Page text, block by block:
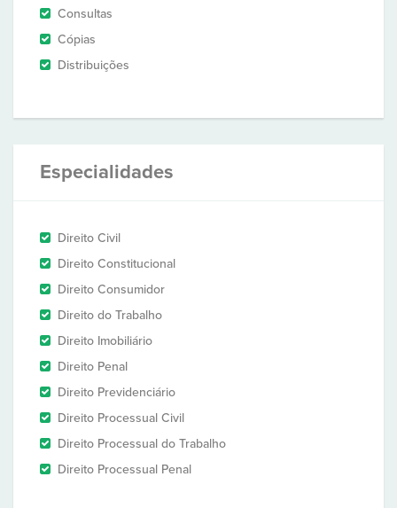
Consultas
Cópias
Distribuições
Especialidades
Direito Civil
Direito Constitucional
Direito Consumidor
Direito do Trabalho
Direito Imobiliário
Direito Penal
Direito Previdenciário
Direito Processual Civil
Direito Processual do Trabalho
Direito Processual Penal